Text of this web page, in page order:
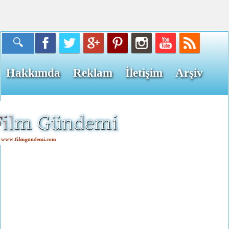
Hakkımda Reklam İletişim Arşiv